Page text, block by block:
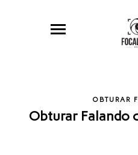
OBTURAR
Obturar Falando